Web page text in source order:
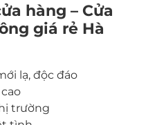
hàng – Cửa
giá rẻ Hà
lạ, độc đáo
trường